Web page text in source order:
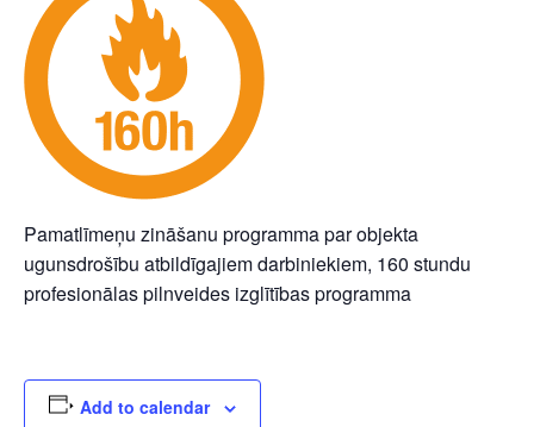
Pamatlīmeņu zināšanu programma par objekta
ugunsdrošību atbildīgajiem darbiniekiem, 160 stundu
profesionālas pilnveides izglītības programma
Add to calendar